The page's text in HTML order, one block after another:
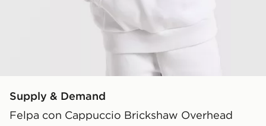
Supply & Demand
Felpa con Cappuccio Brickshaw Overhead